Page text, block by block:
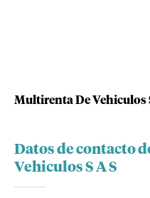
Multirenta De Vehiculos
Datos de contacto
Vehiculos S A S